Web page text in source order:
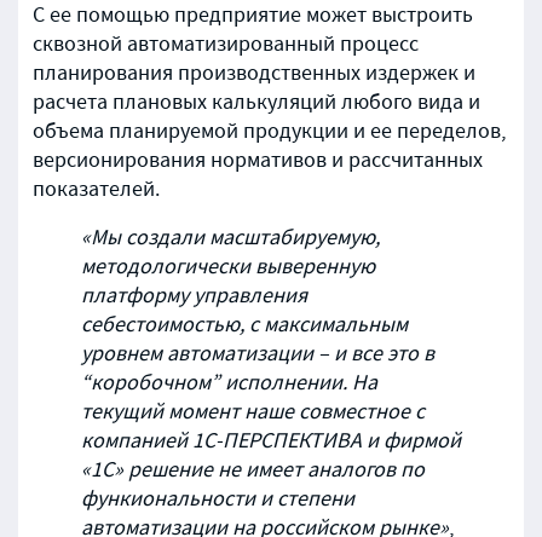
С ее помощью предприятие может выстроить
сквозной автоматизированный процесс
планирования производственных издержек и
расчета плановых калькуляций любого вида и
объема планируемой продукции и ее переделов,
версионирования нормативов и рассчитанных
показателей.
«Мы создали масштабируемую,
методологически выверенную
платформу управления
себестоимостью, с максимальным
уровнем автоматизации – и все это в
“коробочном” исполнении. На
текущий момент наше совместное с
компанией 1С-ПЕРСПЕКТИВА и фирмой
«1С» решение не имеет аналогов по
функиональности и степени
автоматизации на российском рынке»,